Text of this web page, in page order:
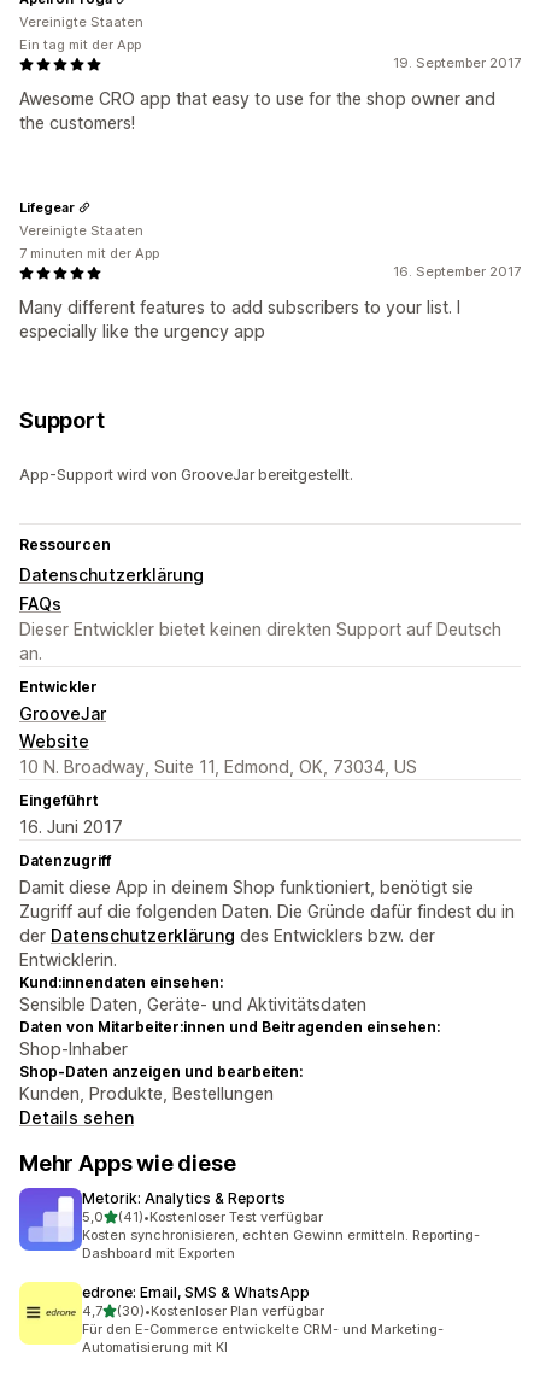
19. September 2017
Awesome CRO app that easy to use for the shop owner and
the customers!
Vereinigte Staaten
Ein tag mit der App
16. September 2017
Many different features to add subscribers to your list. I
especially like the urgency app
Lifegear
Vereinigte Staaten
7 minuten mit der App
Support
App-Support wird von GrooveJar bereitgestellt.
Ressourcen
Datenschutzerklärung
FAQs
Dieser Entwickler bietet keinen direkten Support auf Deutsch
an.
Entwickler
GrooveJar
Website
10 N. Broadway, Suite 11, Edmond, OK, 73034, US
Eingeführt
16. Juni 2017
Datenzugriff
Damit diese App in deinem Shop funktioniert, benötigt sie
Zugriff auf die folgenden Daten. Die Gründe dafür findest du in
der Datenschutzerklärung des Entwicklers bzw. der
Entwicklerin.
Kund:innendaten einsehen:
Sensible Daten, Geräte- und Aktivitätsdaten
Daten von Mitarbeiter:innen und Beitragenden einsehen:
Shop-Inhaber
Shop-Daten anzeigen und bearbeiten:
Kunden, Produkte, Bestellungen
Details sehen
Mehr Apps wie diese
Metorik: Analytics & Reports
5,0von 5 Sternen
(41)
41 Rezensionen insgesamt
•Kostenloser Test verfügbar
Kosten synchronisieren, echten Gewinn ermitteln. Reporting-
Dashboard mit Exporten
edrone: Email, SMS & WhatsApp
4,7von 5 Sternen
(30)
30 Rezensionen insgesamt
•Kostenloser Plan verfügbar
Für den E-Commerce entwickelte CRM- und Marketing-
Automatisierung mit KI